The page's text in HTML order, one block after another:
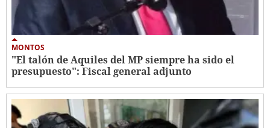
MONTOS
"El talón de Aquiles del MP siempre ha sido el
presupuesto": Fiscal general adjunto